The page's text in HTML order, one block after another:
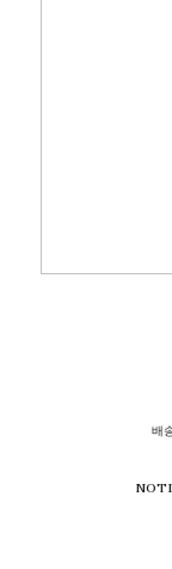
배